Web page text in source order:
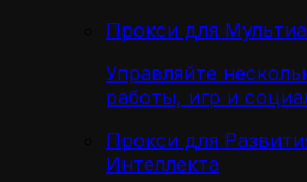
Прокси для
Управляйте
работы, игр и
Прокси для
Интеллекта